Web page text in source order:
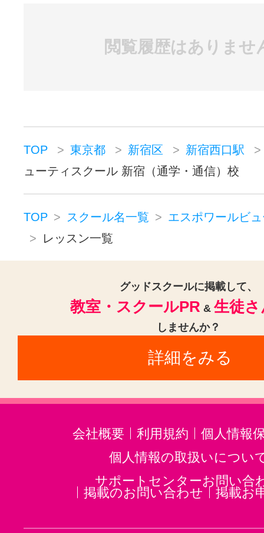
閲覧履歴はありませ
TOP 東京都 新宿区
新宿西口駅
ューティスクール 新宿（通学・通信）校
TOP スクール名一覧
エスポワールビ
レッスン一覧
グッドスクールに掲載して、
教室・スクールPR & 生徒
しませんか？
詳細をみる
会社概要 利用規約
個人情報
個人情報の取扱いについ
サポートセンターお問い合
掲載のお問い合わせ
掲載お